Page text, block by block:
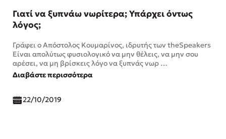
Γιατί να ξυπνάω νωρίτερα; Υπάρχει όντως
λόγος;
Γράφει ο Απόστολος Κουμαρίνος, ιδρυτής των theSpeakers
Είναι απολύτως φυσιολογικό να μην θέλεις, να μην σου
αρέσει, να μη βρίσκεις λόγο να ξυπνάς νωρ …
Διαβάστε περισσότερα
22/10/2019